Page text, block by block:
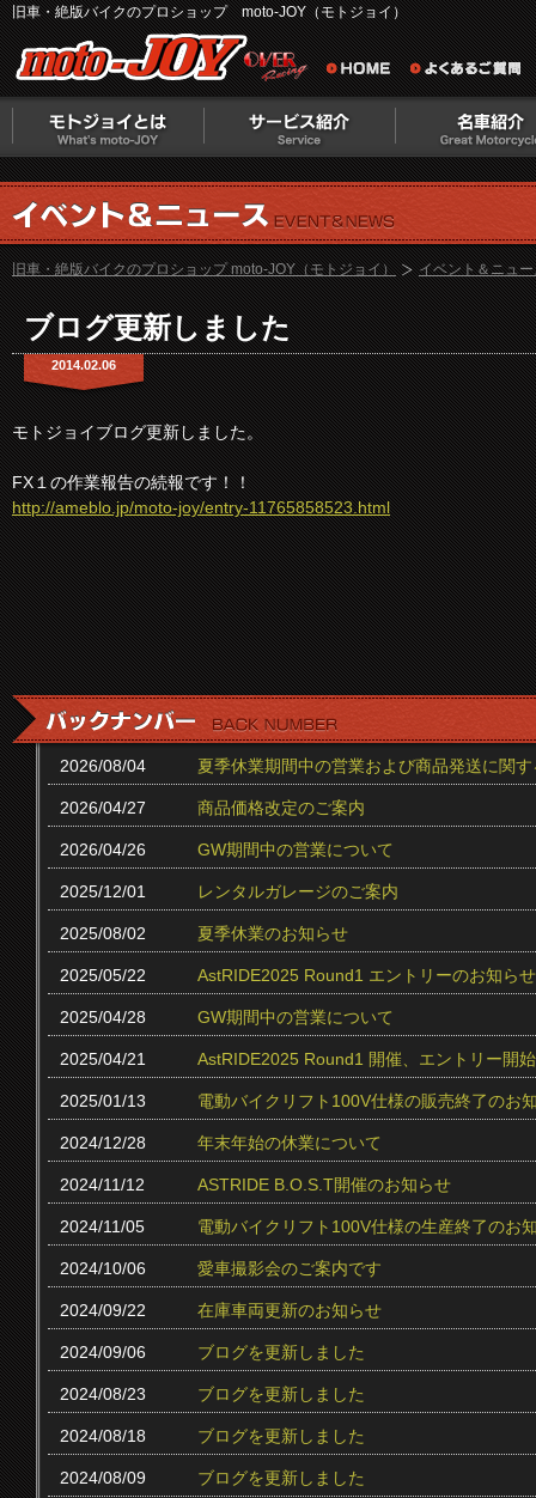
旧車・絶版バイクのプロショップ moto-JOY（モトジョイ）
旧車・絶版バイクのプロショップ moto-JOY（モトジョイ） イベント＆ニュ
ブログ更新しました
2014.02.06
モトジョイブログ更新しました。
FX１の作業報告の続報です！！
http://ameblo.jp/moto-joy/entry-11765858523.html
2026/08/04 夏季休業期間中の営業および商品発送に関
2026/04/27 商品価格改定のご案内
2026/04/26 GW期間中の営業について
2025/12/01 レンタルガレージのご案内
2025/08/02 夏季休業のお知らせ
2025/05/22 AstRIDE2025 Round1 エントリーのお知らせ
2025/04/28 GW期間中の営業について
2025/04/21 AstRIDE2025 Round1 開催、エントリー開
2025/01/13 電動バイクリフト100V仕様の販売終了のお
2024/12/28 年末年始の休業について
2024/11/12 ASTRIDE B.O.S.T開催のお知らせ
2024/11/05 電動バイクリフト100V仕様の生産終了のお
2024/10/06 愛車撮影会のご案内です
2024/09/22 在庫車両更新のお知らせ
2024/09/06 ブログを更新しました
2024/08/23 ブログを更新しました
2024/08/18 ブログを更新しました
2024/08/09 ブログを更新しました